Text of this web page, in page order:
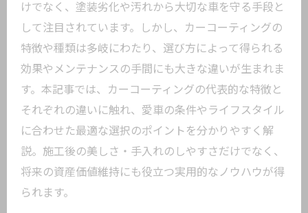
けでなく、塗装劣化や汚れから大切な車を守る手段と
して注目されています。しかし、カーコーティングの
特徴や種類は多岐にわたり、選び方によって得られる
効果やメンテナンスの手間にも大きな違いが生まれま
す。本記事では、カーコーティングの代表的な特徴と
それぞれの違いに触れ、愛車の条件やライフスタイル
に合わせた最適な選択のポイントを分かりやすく解
説。施工後の美しさ・手入れのしやすさだけでなく、
将来の資産価値維持にも役立つ実用的なノウハウが得
られます。